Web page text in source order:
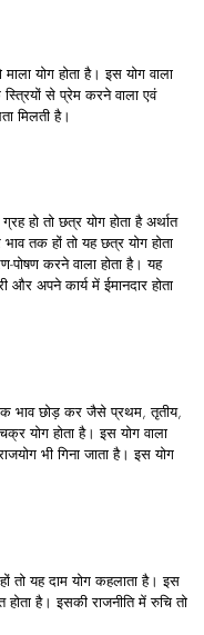
योग होता है। इस योग वाला
से प्रेम करने वाला एवं
मिलती है।
हो तो छत्र योग होता है अर्थात
तक हों तो यह छत्र योग होता
पोषण करने वाला होता है। यह
और अपने कार्य में ईमानदार होता
भाव छोड़ कर जैसे प्रथम, तृतीय,
योग होता है। इस योग वाला
भी गिना जाता है। इस योग
तो यह दाम योग कहलाता है। इस
होता है। इसकी राजनीति में रुचि तो